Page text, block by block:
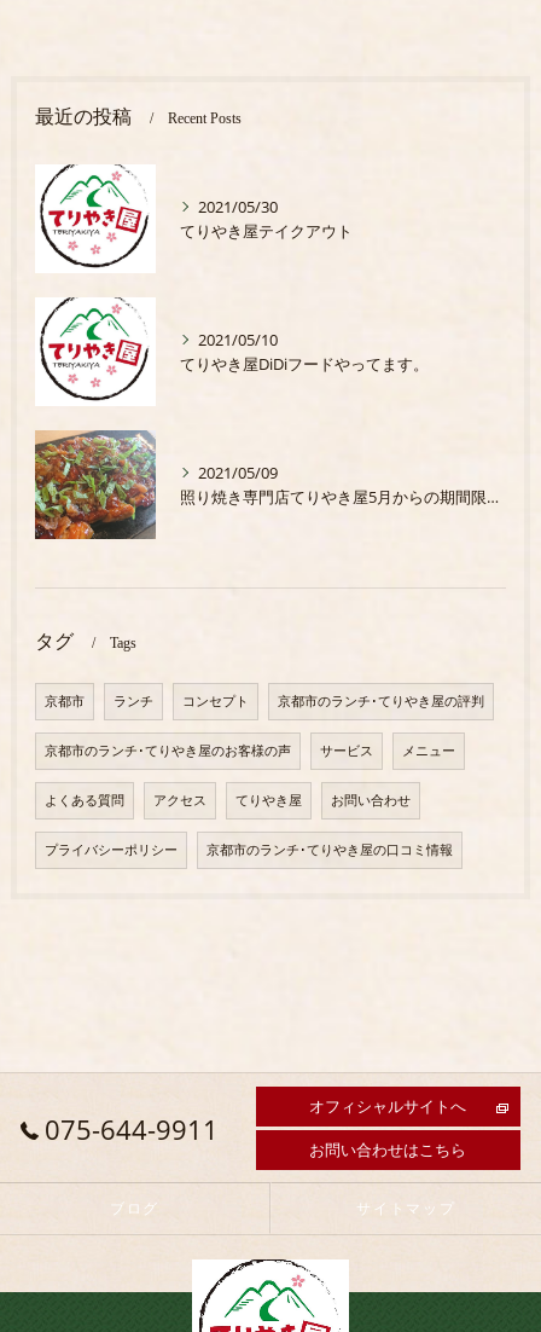
最近の投稿 Recent Posts
2021/05/30
てりやき屋テイクアウト
2021/05/10
てりやき屋DiDiフードやってます。
2021/05/09
照り焼き専門店てりやき屋5月からの期間限定商品
タグ Tags
京都市 ランチ コンセプト 京都市のランチ･てりやき屋の評判
京都市のランチ･てりやき屋のお客様の声 サービス メニュー
よくある質問 アクセス てりやき屋 お問い合わせ
プライバシーポリシー 京都市のランチ･てりやき屋の口コミ情報
075-644-9911
オフィシャルサイトへ
お問い合わせはこちら
ブログ サイトマップ